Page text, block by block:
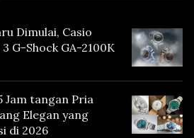
Dimulai, Casio
G-Shock GA-2100K
Jam tangan Pria
Elegan yang
di 2026